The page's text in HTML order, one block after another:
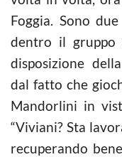
Foggia. Sono
dentro il gruppo
disposizione
dal fatto che
Mandorlini in
“Viviani? Sta
recuperando